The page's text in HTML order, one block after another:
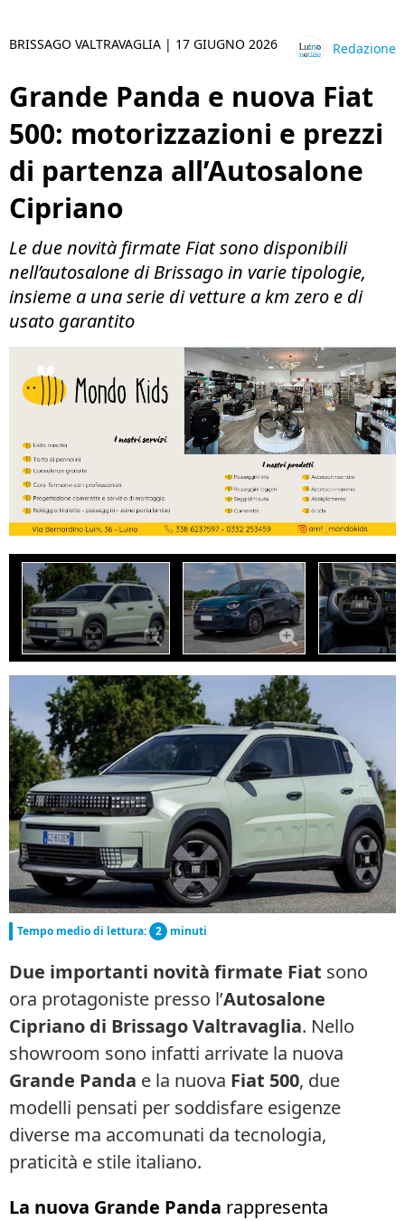
BRISSAGO VALTRAVAGLIA | 17 GIUGNO 2026 Redazione
Grande Panda e nuova Fiat
500: motorizzazioni e prezzi
di partenza all’Autosalone
Cipriano
Le due novità firmate Fiat sono disponibili
nell’autosalone di Brissago in varie tipologie,
insieme a una serie di vetture a km zero e di
usato garantito
Tempo medio di lettura: 2 minuti
Due importanti novità firmate Fiat sono
ora protagoniste presso l’Autosalone
Cipriano di Brissago Valtravaglia. Nello
showroom sono infatti arrivate la nuova
Grande Panda e la nuova Fiat 500, due
modelli pensati per soddisfare esigenze
diverse ma accomunati da tecnologia,
praticità e stile italiano.
La nuova Grande Panda rappresenta